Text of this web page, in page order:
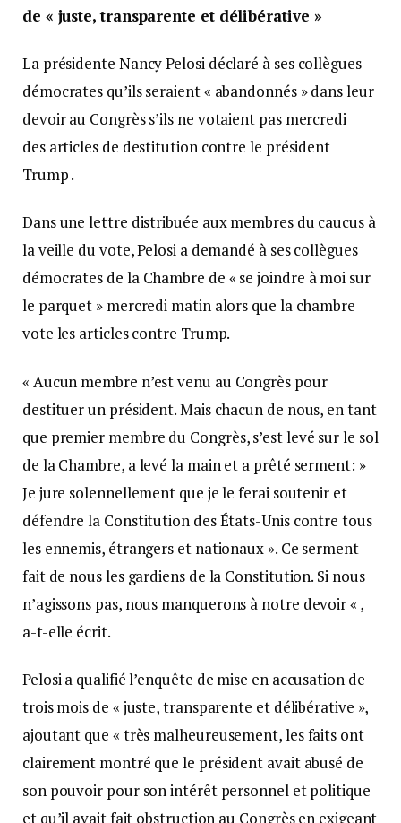
de « juste, transparente et délibérative »
La présidente Nancy Pelosi déclaré à ses collègues
démocrates qu’ils seraient « abandonnés » dans leur
devoir au Congrès s’ils ne votaient pas mercredi
des articles de destitution contre le président
Trump .
Dans une lettre distribuée aux membres du caucus à
la veille du vote, Pelosi a demandé à ses collègues
démocrates de la Chambre de « se joindre à moi sur
le parquet » mercredi matin alors que la chambre
vote les articles contre Trump.
« Aucun membre n’est venu au Congrès pour
destituer un président. Mais chacun de nous, en tant
que premier membre du Congrès, s’est levé sur le sol
de la Chambre, a levé la main et a prêté serment: »
Je jure solennellement que je le ferai soutenir et
défendre la Constitution des États-Unis contre tous
les ennemis, étrangers et nationaux ». Ce serment
fait de nous les gardiens de la Constitution. Si nous
n’agissons pas, nous manquerons à notre devoir « ,
a-t-elle écrit.
Pelosi a qualifié l’enquête de mise en accusation de
trois mois de « juste, transparente et délibérative »,
ajoutant que « très malheureusement, les faits ont
clairement montré que le président avait abusé de
son pouvoir pour son intérêt personnel et politique
et qu’il avait fait obstruction au Congrès en exigeant